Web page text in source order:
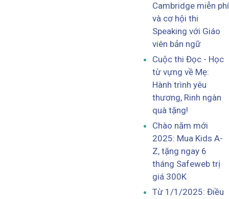
Cambridge miễn phí
và cơ hội thi
Speaking với Giáo
viên bản ngữ
Cuộc thi Đọc - Học
từ vựng về Mẹ:
Hành trình yêu
thương, Rinh ngàn
quà tặng!
Chào năm mới
2025: Mua Kids A-
Z, tặng ngay 6
tháng Safeweb trị
giá 300K
Từ 1/1/2025: Điều